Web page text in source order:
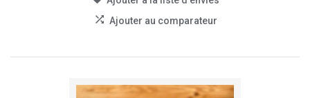
Ajouter au comparateur